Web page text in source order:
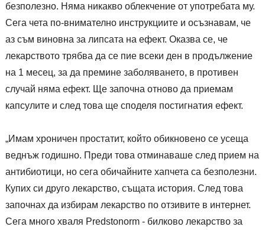
безполезно. Няма никакво облекчение от употребата му.
Сега чета по-внимателно инструкциите и осъзнавам, че
аз съм виновна за липсата на ефект. Оказва се, че
лекарството трябва да се пие всеки ден в продължение
на 1 месец, за да премине заболяването, в противен
случай няма ефект. Ще започна отново да приемам
капсулите и след това ще споделя постигнатия ефект.
„Имам хроничен простатит, който обикновено се усеща
веднъж годишно. Преди това отминаваше след прием на
антибиотици, но сега обичайните хапчета са безполезни.
Купих си друго лекарство, същата история. След това
започнах да избирам лекарство по отзивите в интернет.
Сега много хваля Predstonorm - билково лекарство за